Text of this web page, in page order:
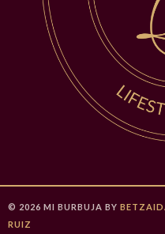
© 2026 MI BURBUJA BY
RUIZ